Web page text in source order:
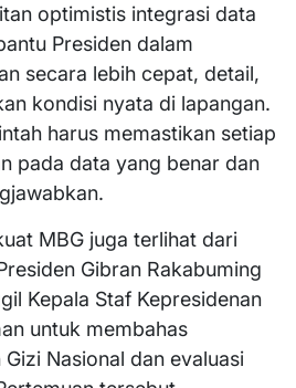
optimistis integrasi data
Presiden dalam
secara lebih cepat, detail,
kondisi nyata di lapangan.
harus memastikan setiap
pada data yang benar dan
MBG juga terlihat dari
Gibran Rakabuming
Kepala Staf Kepresidenan
untuk membahas
Nasional dan evaluasi